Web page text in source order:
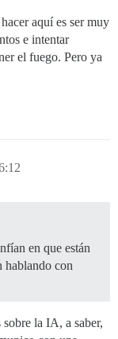
aquí es ser muy
e intentar
el fuego. Pero ya
en que están
hablando con
la IA, a saber,